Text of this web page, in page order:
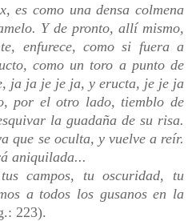
es como una densa colmena
Y de pronto, allí mismo,
enfurece, como si fuera a
como un toro a punto de
ja ja je je ja, y eructa, je je ja
por el otro lado, tiemblo de
la guadaña de su risa.
que se oculta, y vuelve a reír.
aniquilada...
campos, tu oscuridad, tu
a todos los gusanos en la
223).